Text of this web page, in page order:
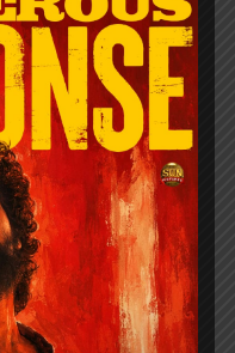
3/5
விமர்சனம் RATING